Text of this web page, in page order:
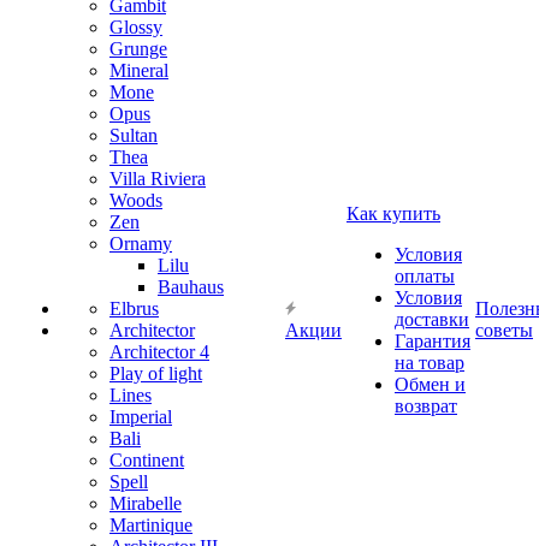
Gambit
Glossy
Grunge
Mineral
Mone
Opus
Sultan
Thea
Villa Riviera
Woods
Zen
Ornamy
Lilu
Bauhaus
Elbrus
Architector
Architector 4
Play of light
Lines
Imperial
Bali
Continent
Spell
Mirabelle
Martinique
Акции
Как купить
Условия
оплаты
Условия
доставки
Гарантия
на товар
Обмен и
возврат
советы